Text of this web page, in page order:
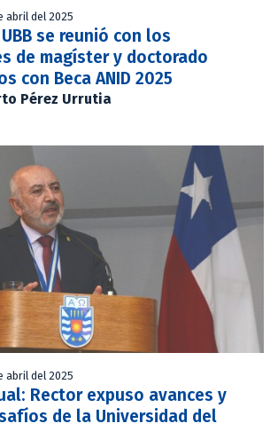
abril del 2025
se reunió con los
de magíster y doctorado
con Beca ANID 2025
Pérez Urrutia
abril del 2025
Rector expuso avances y
de la Universidad del